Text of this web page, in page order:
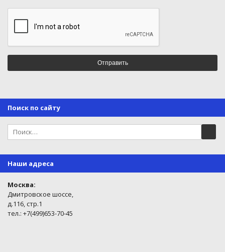
Поиск по сайту
Наши адреса
Москва:
Дмитровское шоссе,
д.116, стр.1
тел.: +7(499)653-70-45